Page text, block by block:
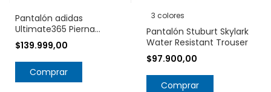
Pantalón adidas
Ultimate365 Pierna
Cónica IT7859
$139.999,00
Comprar
3 colores
Pantalón Stuburt Skylark
Water Resistant Trouser
$97.900,00
Comprar